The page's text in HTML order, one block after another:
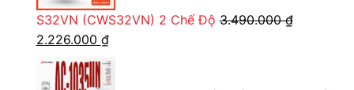
S32VN (CWS32VN) 2 Chế Độ 3.490.000₫
Giá
gốc
là:
2.226.000 ₫Giá
hiện
tại